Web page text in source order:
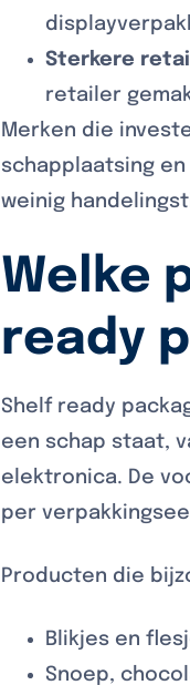
Sterkere
retailer
Merken die
schapplaatsing
weinig
Welke
ready
Shelf ready
een schap staat,
elektronica. De
per
Producten die
Blikjes en
Snoep,